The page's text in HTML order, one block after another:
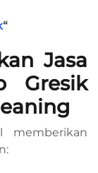
“
Jasa
Gresik
memberikan